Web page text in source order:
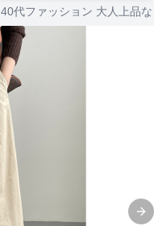
40代ファッション 大人上品